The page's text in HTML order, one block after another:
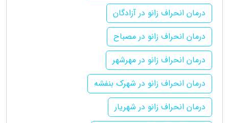
درمان انحراف زانو در آزادگان
درمان انحراف زانو در مصباح
درمان انحراف زانو در مهرشهر
درمان انحراف زانو در شهرک بنفشه
درمان انحراف زانو در شهریار